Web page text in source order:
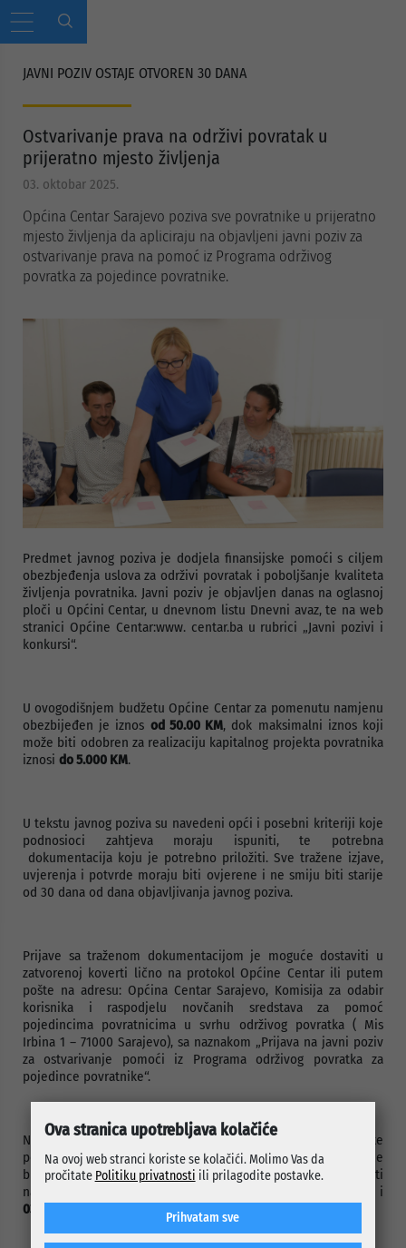
JAVNI POZIV OSTAJE OTVOREN 30 DANA
Ostvarivanje prava na održivi povratak u
prijeratno mjesto življenja
03. oktobar 2025.
Općina Centar Sarajevo poziva sve povratnike u prijeratno
mjesto življenja da apliciraju na objavljeni javni poziv za
ostvarivanje prava na pomoć iz Programa održivog
povratka za pojedince povratnike.
Predmet javnog poziva je dodjela finansijske pomoći s ciljem
obezbjeđenja uslova za održivi povratak i poboljšanje kvaliteta
življenja povratnika. Javni poziv je objavljen danas na oglasnoj
ploči u Općini Centar, u dnevnom listu Dnevni avaz, te na web
stranici Općine Centar:www. centar.ba u rubrici „Javni pozivi i
konkursi“.
U ovogodišnjem budžetu Općine Centar za pomenutu namjenu
obezbijeđen je iznos od 50.00 KM, dok maksimalni iznos koji
može biti odobren za realizaciju kapitalnog projekta povratnika
iznosi do 5.000 KM.
U tekstu javnog poziva su navedeni opći i posebni kriteriji koje
podnosioci zahtjeva moraju ispuniti, te potrebna
dokumentacija koju je potrebno priložiti. Sve tražene izjave,
uvjerenja i potvrde moraju biti ovjerene i ne smiju biti starije
od 30 dana od dana objavljivanja javnog poziva.
Prijave sa traženom dokumentacijom je moguće dostaviti u
zatvorenoj koverti lično na protokol Općine Centar ili putem
pošte na adresu: Općina Centar Sarajevo, Komisija za odabir
korisnika i raspodjelu novčanih sredstava za pomoć
pojedincima povratnicima u svrhu održivog povratka ( Mis
Irbina 1 – 71000 Sarajevo), sa naznakom „Prijava na javni poziv
za ostvarivanje pomoći iz Programa održivog povratka za
pojedince povratnike“.
Na poleđini koverte obavezno upisati kontakt podatke
podnosioca prijave. Nepotpune i neblagovremene prijave neće
biti uzete u razmatranje. Dodatne informacije mogu se dobiti
na sljedeće brojeve telefona:
i
033/562-368
Ova stranica upotrebljava kolačiće
Na ovoj web stranci koriste se kolačići. Molimo Vas da
pročitate Politiku privatnosti ili prilagodite postavke.
Prihvatam sve